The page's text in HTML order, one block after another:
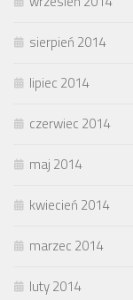
sierpień 2014
lipiec 2014
czerwiec 2014
maj 2014
kwiecień 2014
marzec 2014
luty 2014